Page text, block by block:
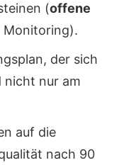
(offene
Monitoring).
der sich
nicht nur am
auf die
nach 90